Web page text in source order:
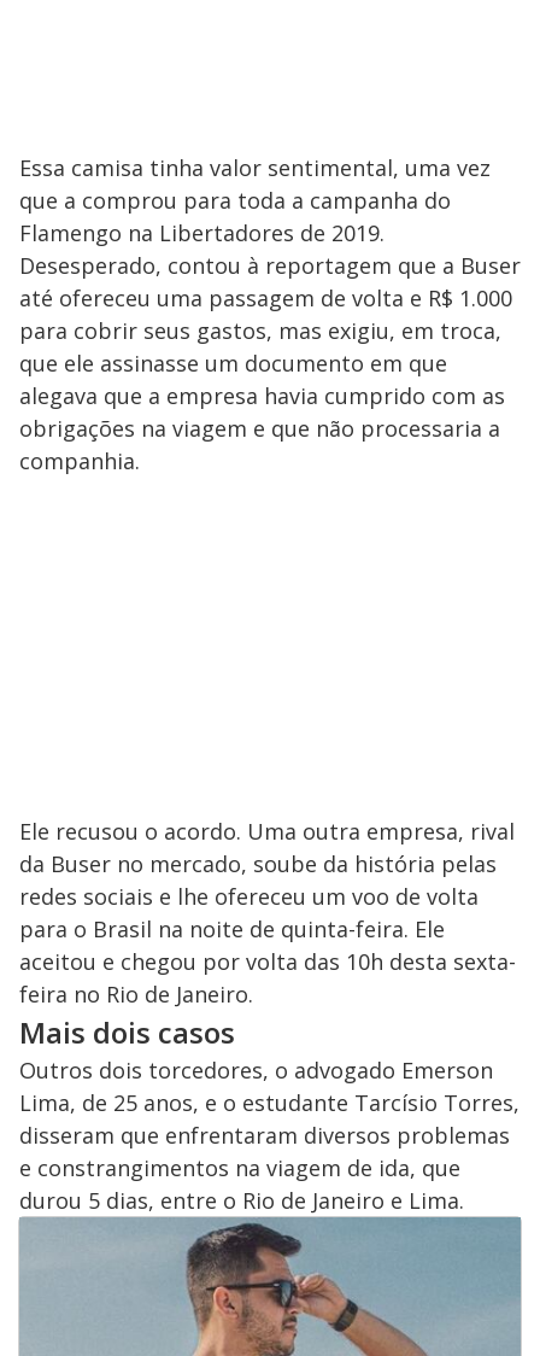
Essa camisa tinha valor sentimental, uma vez
que a comprou para toda a campanha do
Flamengo na Libertadores de 2019.
Desesperado, contou à reportagem que a Buser
até ofereceu uma passagem de volta e R$ 1.000
para cobrir seus gastos, mas exigiu, em troca,
que ele assinasse um documento em que
alegava que a empresa havia cumprido com as
obrigações na viagem e que não processaria a
companhia.
Ele recusou o acordo. Uma outra empresa, rival
da Buser no mercado, soube da história pelas
redes sociais e lhe ofereceu um voo de volta
para o Brasil na noite de quinta-feira. Ele
aceitou e chegou por volta das 10h desta sexta-
feira no Rio de Janeiro.
Mais dois casos
Outros dois torcedores, o advogado Emerson
Lima, de 25 anos, e o estudante Tarcísio Torres,
disseram que enfrentaram diversos problemas
e constrangimentos na viagem de ida, que
durou 5 dias, entre o Rio de Janeiro e Lima.